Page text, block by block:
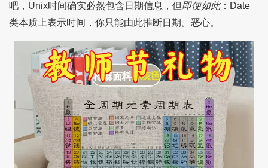
吧，Unix时间确实必然包含日期信息，但即便如此：Date
类本质上表示时间，你只能由此推断日期。恶心。